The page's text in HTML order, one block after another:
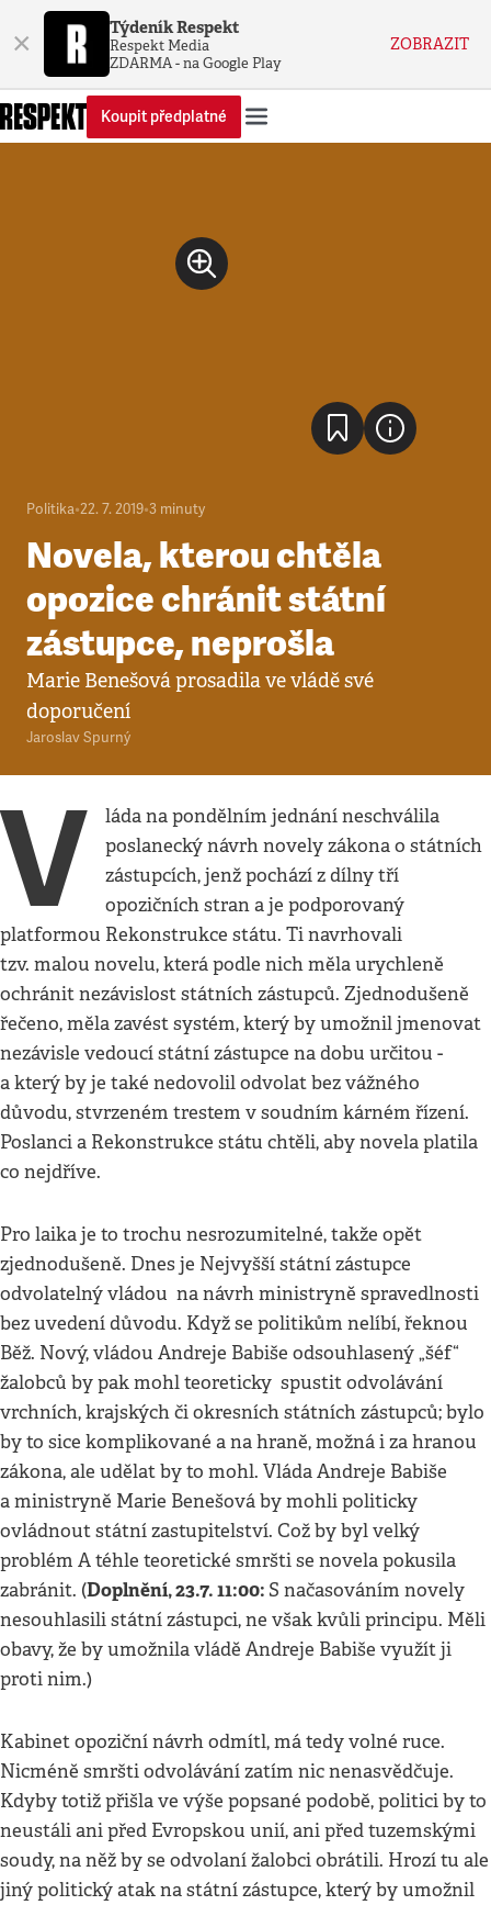
× Týdeník Respekt
Respekt Media
ZDARMA - na Google Play
ZOBRAZIT
Koupit předplatné
Politika•22. 7. 2019•3 minuty
Novela, kterou chtěla
opozice chránit státní
zástupce, neprošla
Marie Benešová prosadila ve vládě své
doporučení
Jaroslav Spurný
V
láda na pondělním jednání neschválila
poslanecký návrh novely zákona o státních
zástupcích, jenž pochází z dílny tří
opozičních stran a je podporovaný
platformou Rekonstrukce státu. Ti navrhovali
tzv. malou novelu, která podle nich měla urychleně
ochránit nezávislost státních zástupců. Zjednodušeně
řečeno, měla zavést systém, který by umožnil jmenovat
nezávisle vedoucí státní zástupce na dobu určitou -
a který by je také nedovolil odvolat bez vážného
důvodu, stvrzeném trestem v soudním kárném řízení.
Poslanci a Rekonstrukce státu chtěli, aby novela platila
co nejdříve.
Pro laika je to trochu nesrozumitelné, takže opět
zjednodušeně. Dnes je Nejvyšší státní zástupce
odvolatelný vládou na návrh ministryně spravedlnosti
bez uvedení důvodu. Když se politikům nelíbí, řeknou
Běž. Nový, vládou Andreje Babiše odsouhlasený „šéf“
žalobců by pak mohl teoreticky spustit odvolávání
vrchních, krajských či okresních státních zástupců; bylo
by to sice komplikované a na hraně, možná i za hranou
zákona, ale udělat by to mohl. Vláda Andreje Babiše
a ministryně Marie Benešová by mohli politicky
ovládnout státní zastupitelství. Což by byl velký
problém A téhle teoretické smršti se novela pokusila
zabránit. (Doplnění, 23.7. 11:00: S načasováním novely
nesouhlasili státní zástupci, ne však kvůli principu. Měli
obavy, že by umožnila vládě Andreje Babiše využít ji
proti nim.)
Kabinet opoziční návrh odmítl, má tedy volné ruce.
Nicméně smršti odvolávání zatím nic nenasvědčuje.
Kdyby totiž přišla ve výše popsané podobě, politici by to
neustáli ani před Evropskou unií, ani před tuzemskými
soudy, na něž by se odvolaní žalobci obrátili. Hrozí tu ale
jiný politický atak na státní zástupce, který by umožnil